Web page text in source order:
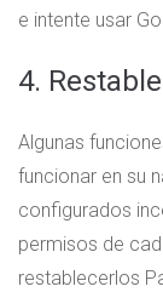
e intente usar
4.
Algunas
funcionar en su
configurados
permisos de
restablecerlos